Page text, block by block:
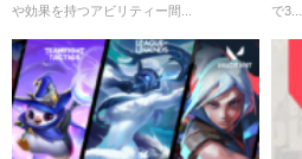
や効果を持つアビリティー間...
で3...